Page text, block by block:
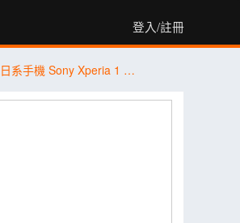
登入/註冊
【桃園促銷】人氣日系手機 Sony Xperia 1 VII 256G/512G，現貨特價 34,590 元起有夠划算！(8/4~8/10)